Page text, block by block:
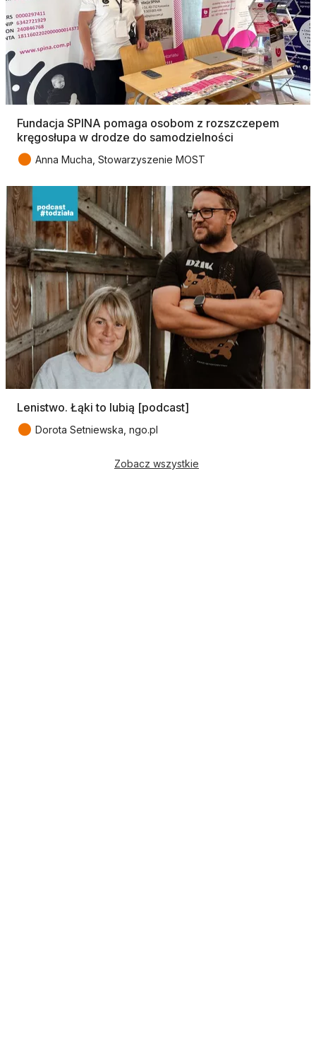
Fundacja SPINA pomaga osobom z rozszczepem
kręgosłupa w drodze do samodzielności
● Anna Mucha, Stowarzyszenie MOST
Lenistwo. Łąki to lubią [podcast]
● Dorota Setniewska, ngo.pl
Zobacz wszystkie